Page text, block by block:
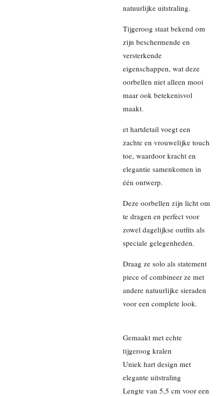
natuurlijke uitstraling.
Tijgeroog staat bekend om
zijn beschermende en
versterkende
eigenschappen, wat deze
oorbellen niet alleen mooi
maar ook betekenisvol
maakt.
et hartdetail voegt een
zachte en vrouwelijke touch
toe, waardoor kracht en
elegantie samenkomen in
één ontwerp.
Deze oorbellen zijn licht om
te dragen en perfect voor
zowel dagelijkse outfits als
speciale gelegenheden.
Draag ze solo als statement
piece of combineer ze met
andere natuurlijke sieraden
voor een complete look.
Gemaakt met echte
tijgeroog kralen
Uniek hart design met
elegante uitstraling
Lengte van 5,5 cm voor een